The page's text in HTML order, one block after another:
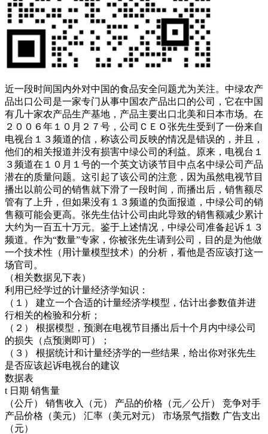
近一段时间国内外对中国的食品安全问题尤为关注。中绿农产
品出口公司是一家专门从事中国农产品出口的公司，它在中国
有几十家农产品生产基地，产品主要出口北美和日本市场。在
２００６年１０月２７号，公司ＣＥＯ张先生受到了一份来自
电视台１３频道的信，称该公司反映的情况是错误的，并且，
他们的相关报道并没有损害中绿公司的利益。原来，电视台１
３频道在１０月１号的一个英文访谈节目中点名中绿公司产品
潜在的质量问题。这引起了该公司的注意，因为虽然电视节目
播出以前公司的销售就下滑了一段时间，而播出后，销售额尽
管有了上升，但如果没有１３频道的负面报道，中绿公司的销
售额可能会更高。张先生估计公司由此导致的销售额减少累计
大约为一百五十万元。鉴于上述情况，中绿公司准备起诉１３
频道。作为“数量”专家，你被张先生请到公司，目的是为他做
一个技术性（用计量模型技术）的分析，看他是否应该打这一
场官司。
（相关数据见下表）
利用已经学过的计量经济学知识：
（１） 建立一个合适的计量经济学模型，估计出参数值并进
行相关的检验和分析；
（２） 根据模型，预测在电视节目播出后十个月内中绿公司
的损失（点预测即可）；
（３） 根据统计和计量经济学的一些结果，给出你对张先生
是否应该起诉电视台的建议
数据表
t 日期 销售量
（公斤） 销售收入（元） 产品的价格（元／公斤） 竞争对手
产品价格（美元） 汇率（美元对元） 市场景气指数 广告支出
（元）